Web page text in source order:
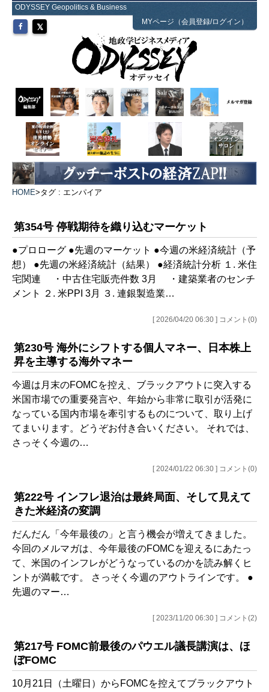
ODYSSEY Geopolitics & Business
MYページ（会員登録/ログイン）
HOME>タグ : エンパイア
第354号 停戦期待を織り込むマーケット
●プロローグ ●先週のマーケット ●今週の米経済統計（予
想） ●先週の米経済統計（結果） ●経済統計分析 １. 米住
宅関連 ・中古住宅販売件数 3月 ・建築業者のセンチ
メント ２. 米PPI 3月 ３. 連銀製造業…
[ 2026/04/20 06:30 ] コメント(0)
第230号 海外にシフトする個人マネー、日本株上
昇を主導する海外マネー
今週は月末のFOMCを控え、ブラックアウトに突入する
米国市場での重要発言や、年始から非常に取引が活発に
なっている国内市場を牽引するものについて、取り上げ
てまいります。どうぞお付き合いください。 それでは、
さっそく今週の…
[ 2024/01/22 06:30 ] コメント(0)
第222号 インフレ退治は最終局面、そして見えて
きた米経済の変調
だんだん「今年最後の」と言う機会が増えてきました。
今回のメルマガは、今年最後のFOMCを迎えるにあたっ
て、米国のインフレがどうなっているのかを読み解くヒ
ントが満載です。 さっそく今週のアウトラインです。 ●
先週のマー…
[ 2023/11/20 06:30 ] コメント(2)
第217号 FOMC前最後のパウエル議長講演は、ほ
ぼFOMC
10月21日（土曜日）からFOMCを控えてブラックアウト